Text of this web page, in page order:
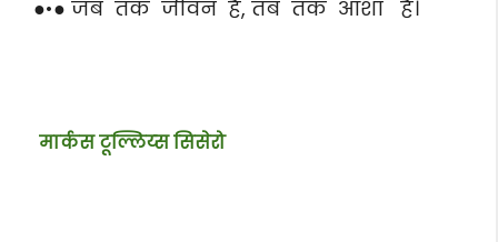
●•● जब तक जीवन है, तब तक आशा है।
मार्कस टूल्लिय्स सिसेरो